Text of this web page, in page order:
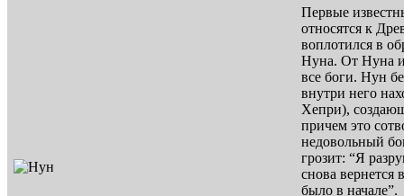
Первые
относятся к
воплотился в
Нуна. От Нуна
все боги. Нун
внутри него
Хепри),
причем это
недовольный
грозит: “Я
снова вернется
было в начале”.